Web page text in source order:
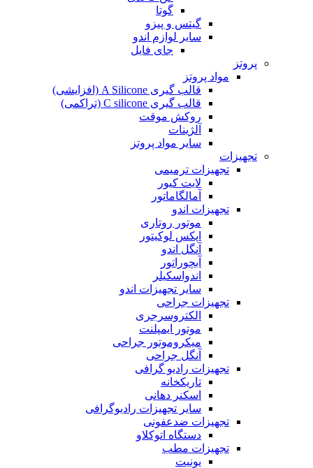
گوتا
گیتس و پیزو
سایر لوازم اندو
جای فایل
پروتز
مواد پروتز
قالب گیری A Silicone (افزایشی)
قالب گیری C silicone (تراکمی)
روکش موقت
آلژینات
سایر مواد پروتز
تجهیزات
تجهیزات ترمیمی
لایت کیور
آمالگاماتور
تجهیزات اندو
موتور روتاری
اپکس لوکیتور
آنگل اندو
آبچوراتور
اندواسکیلر
سایر تجهیزات اندو
تجهیزات جراحی
الکتروسرجری
موتور ایمپلنت
میکروموتور جراحی
آنگل جراحی
تجهیزات رادیو گرافی
تاریکخانه
اسکنر دهانی
سایر تجهیزات رادیوگرافی
تجهیزات ضدعفونی
دستگاه اتوکلاو
تجهیزات مطب
یونیت